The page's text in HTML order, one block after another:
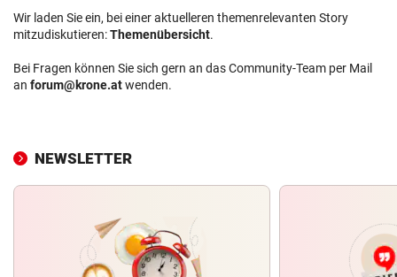
Wir laden Sie ein, bei einer aktuelleren themenrelevanten Story
mitzudiskutieren:Themenübersicht.
Bei Fragen können Sie sich gern an das Community-Team per Mail
an forum@krone.atwenden.
NEWSLETTER